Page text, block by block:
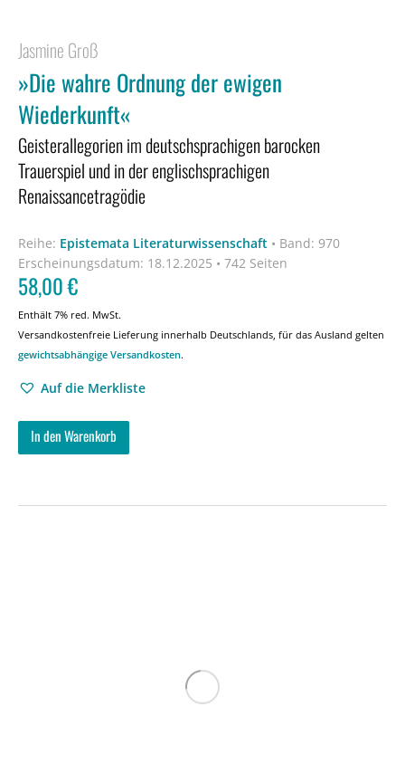
Jasmine Groß
»Die wahre Ordnung der ewigen
Wiederkunft«
Geisterallegorien im deutschsprachigen barocken
Trauerspiel und in der englischsprachigen
Renaissancetragödie
Reihe: Epistemata Literaturwissenschaft • Band: 970
Erscheinungsdatum: 18.12.2025 • 742 Seiten
58,00€
Enthält 7% red. MwSt.
Versandkostenfreie Lieferung innerhalb Deutschlands, für das Ausland gelten
gewichtsabhängige Versandkosten.
Auf die Merkliste
In den Warenkorb